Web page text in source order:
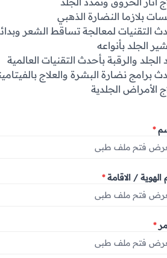
بلازما النضارة الذهبي
التقنيات لمعالجة تساقط الشعر
الجلد بأنواعه
والرقبة بأحدث التقنيات العالمية
برامج نضارة البشرة والعلاج
الأمراض الجلدية
*
الهوية / الاقامة*
*